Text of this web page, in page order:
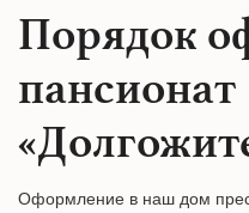
Порядок
пансионат
Оформление в наш дом